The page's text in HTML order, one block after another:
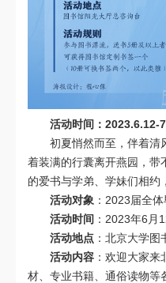
活动时间：2023.6.12-
初夏悄然而至，伴着清
着装满的行囊离开燕园，带
的爱书与学弟、学妹们相约
活动对象 ：2023届全
活动时间 ：2023年6月
活动地点 ：北京大学
活动内容 ：欢迎大家
材、专业书籍、通俗读物等